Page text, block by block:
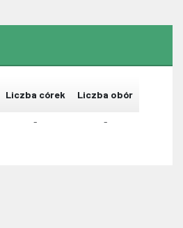
Liczba córek Liczba obór
- -